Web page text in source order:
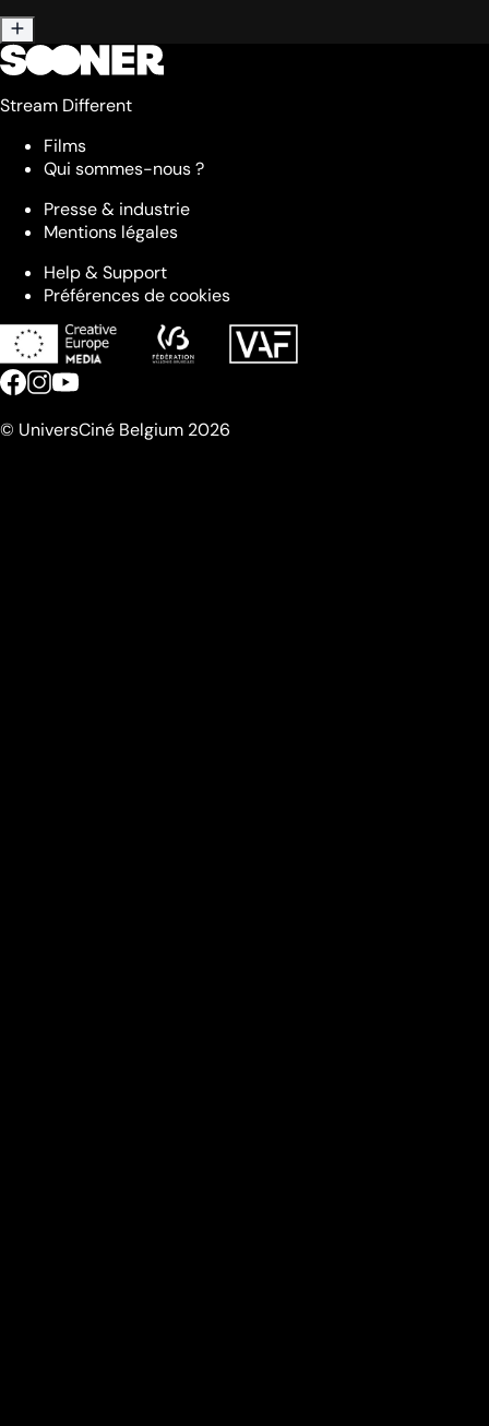
Stream Different
Films
Qui sommes-nous ?
Presse & industrie
Mentions légales
Help & Support
Préférences de cookies
© UniversCiné Belgium 2026